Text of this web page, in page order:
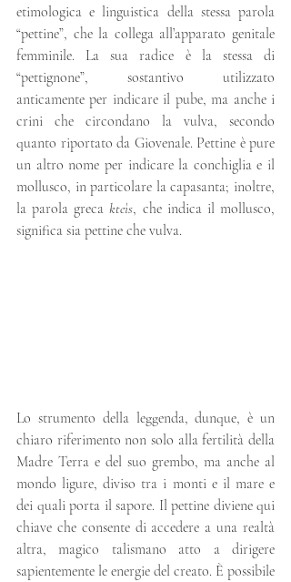
etimologica e linguistica della stessa parola
“pettine”, che la collega all’apparato genitale
femminile. La sua radice è la stessa di
“pettignone”, sostantivo utilizzato
anticamente per indicare il pube, ma anche i
crini che circondano la vulva, secondo
quanto riportato da Giovenale. Pettine è pure
un altro nome per indicare la conchiglia e il
mollusco, in particolare la capasanta; inoltre,
la parola greca kteìs, che indica il mollusco,
significa sia pettine che vulva.
Lo strumento della leggenda, dunque, è un
chiaro riferimento non solo alla fertilità della
Madre Terra e del suo grembo, ma anche al
mondo ligure, diviso tra i monti e il mare e
dei quali porta il sapore. Il pettine diviene qui
chiave che consente di accedere a una realtà
altra, magico talismano atto a dirigere
sapientemente le energie del creato. È possibile